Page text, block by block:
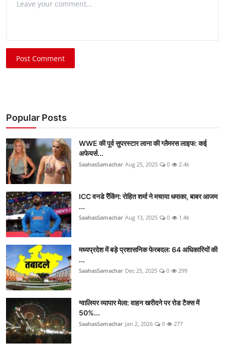
Post Comment
Popular Posts
WWE की पूर्व सुपरस्टार लाना की ग्लैमरस लाइफ: कई
अफेयर्स...
SaahasSamachar Aug 25, 2025 0 2.4k
ICC वनडे रैंकिंग: रोहित शर्मा ने मचाया धमाका, बाबर आजम
...
SaahasSamachar Aug 13, 2025 0 1.4k
मध्यप्रदेश में बड़े प्रशासनिक फेरबदल: 64 अधिकारियों की
...
SaahasSamachar Dec 25, 2025 0 299
ग्वालियर व्यापार मेला: वाहन खरीदने पर रोड टैक्स में
50%...
SaahasSamachar Jan 2, 2026 0 277